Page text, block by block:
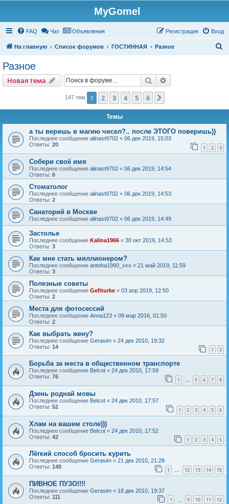
MyGomel
FAQ Чат Объявления Вход
Регистрация
На главную Список форумов ГОСТИННАЯ Разное
Разное
Новая тема
Новаятема Поиск
147 тем 1 2 3 4 5 6
Темы
а ты веришь в магию чисел?.. после ЭТОГО поверишь))
Последнее сообщение alinast9702 « 06 дек 2019, 15:03
Ответы: 20 1 2 3
Собери своё имя
Последнее сообщение alinast9702 « 06 дек 2019, 14:54
Ответы: 6
Стоматолог
Последнее сообщение alinast9702 « 06 дек 2019, 14:53
Ответы: 2
Санаторий в Москве
Последнее сообщение alinast9702 « 06 дек 2019, 14:49
Застолье
Последнее сообщение Kalina1966 « 30 окт 2019, 14:53
Ответы: 3
Как мне стать миллионером?
Последнее сообщение antoha1990_xxx « 21 май 2019, 11:59
Ответы: 3
Полезные советы
Последнее сообщение Gefiturke « 03 апр 2019, 12:50
Ответы: 2
Места для фотосессий
Последнее сообщение Anna123 « 09 мар 2016, 01:50
Ответы: 2
Как выбрать жену?
Последнее сообщение Gerasim « 24 дек 2010, 19:32
Ответы: 14 1 2
Борьба за места в общественном транспорте
Последнее сообщение Belcot « 24 дек 2010, 17:59
Ответы: 76 1 … 5 6 7 8
Дзень роднай мовы
Последнее сообщение Belcot « 24 дек 2010, 17:57
Ответы: 52 1 2 3 4 5 6
Хлам на вашем столе)))
Последнее сообщение Belcot « 24 дек 2010, 17:52
Ответы: 42 1 2 3 4 5
Лёгкий способ бросить курить
Последнее сообщение Gerasim « 21 дек 2010, 21:28
Ответы: 149 1 … 12 13 14 15
ПИВНОЕ ПУЗО!!!!
Последнее сообщение Gerasim « 18 дек 2010, 19:37
Ответы: 111 1 9 10 11 12